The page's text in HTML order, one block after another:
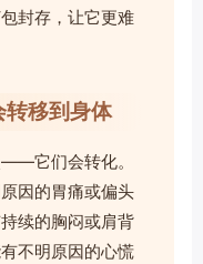
封存，让它更难
转移到身体
它们会转化。
因的胃痛或偏头
续的胸闷或肩背
不明原因的心慌